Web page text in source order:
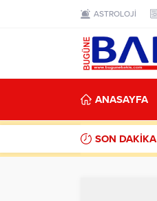
ASTROLOJİ
ANASAYFA
SON DAKİKA